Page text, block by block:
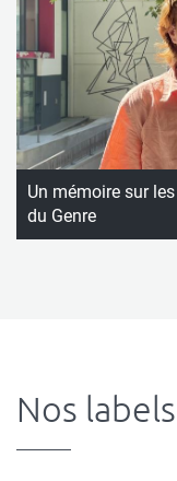
Un mémoire sur
du Genre
Nos labels